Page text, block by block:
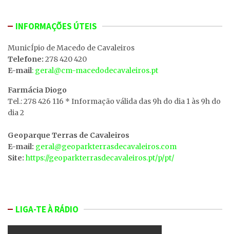
INFORMAÇÕES ÚTEIS
MunicÍpio de Macedo de Cavaleiros
Telefone: 278 420 420
E-mail: geral@cm-macedodecavaleiros.pt
Farmácia Diogo
Tel.: 278 426 116 * Informação válida das 9h do dia 1 às 9h do
dia 2
Geoparque Terras de Cavaleiros
E-mail: geral@geoparkterrasdecavaleiros.com
Site: https://geoparkterrasdecavaleiros.pt/p/pt/
LIGA-TE À RÁDIO